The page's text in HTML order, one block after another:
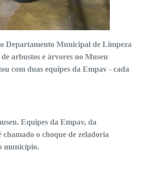
Departamento Municipal de Limpeza
arbustos e árvores no Museu
com duas equipes da Empav - cada
Equipes da Empav, da
o choque de zeladoria
município.